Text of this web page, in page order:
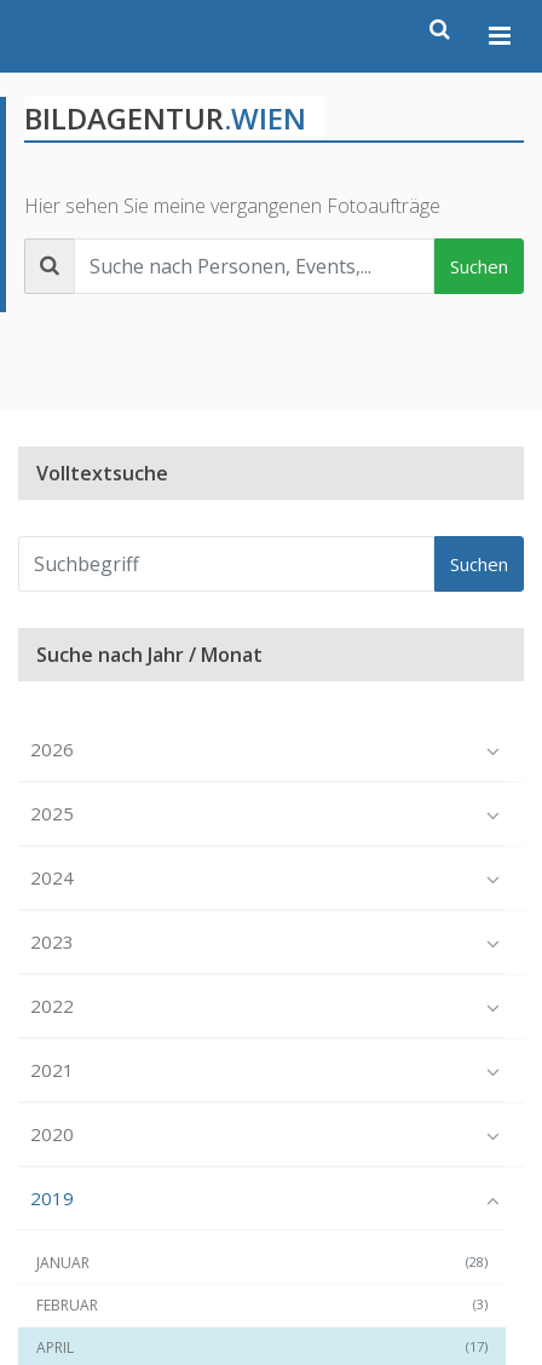
BILDAGENTUR.WIEN
Hier sehen Sie meine vergangenen Fotoaufträge
Suchen
Volltextsuche
Suchen
Suche nach Jahr / Monat
2026
2025
2024
2023
2022
2021
2020
2019
(28)
JANUAR
(3)
FEBRUAR
(17)
APRIL